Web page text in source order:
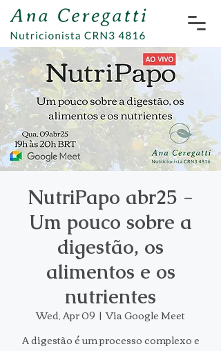
NutriPapo abr25 -
Um pouco sobre a
digestão, os
alimentos e os
nutrientes
Wed, Apr 09
  |
Via Google Meet
A digestão é um processo complexo e